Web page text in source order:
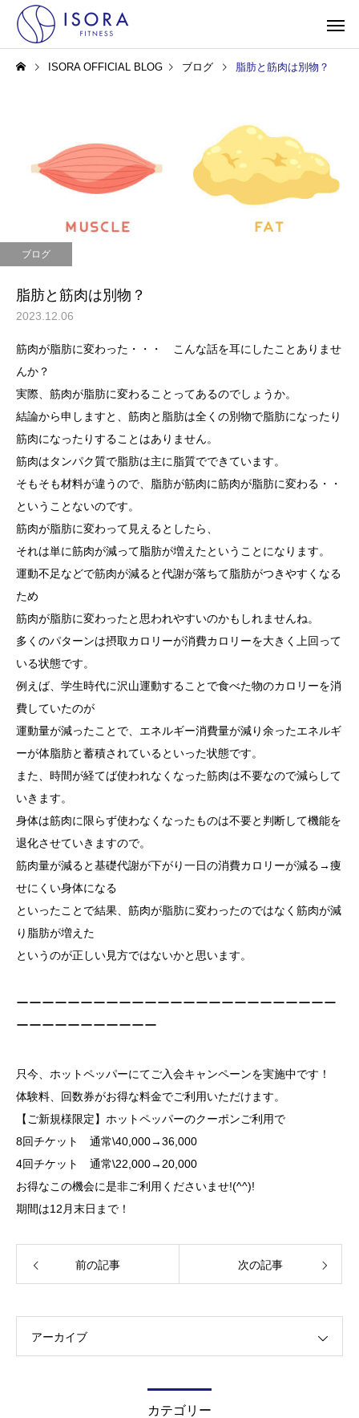
ISORA OFFICIAL BLOG ブログ 脂肪と筋肉は別物？
ブログ
脂肪と筋肉は別物？
2023.12.06
筋肉が脂肪に変わった・・・ こんな話を耳にしたことありませ
んか？
実際、筋肉が脂肪に変わることってあるのでしょうか。
結論から申しますと、筋肉と脂肪は全くの別物で脂肪になったり
筋肉になったりすることはありません。
筋肉はタンパク質で脂肪は主に脂質でできています。
そもそも材料が違うので、脂肪が筋肉に筋肉が脂肪に変わる・・
ということないのです。
筋肉が脂肪に変わって見えるとしたら、
それは単に筋肉が減って脂肪が増えたということになります。
運動不足などで筋肉が減ると代謝が落ちて脂肪がつきやすくなる
ため
筋肉が脂肪に変わったと思われやすいのかもしれませんね。
多くのパターンは摂取カロリーが消費カロリーを大きく上回って
いる状態です。
例えば、学生時代に沢山運動することで食べた物のカロリーを消
費していたのが
運動量が減ったことで、エネルギー消費量が減り余ったエネルギ
ーが体脂肪と蓄積されているといった状態です。
また、時間が経てば使われなくなった筋肉は不要なので減らして
いきます。
身体は筋肉に限らず使わなくなったものは不要と判断して機能を
退化させていきますので。
筋肉量が減ると基礎代謝が下がり一日の消費カロリーが減る→痩
せにくい身体になる
といったことで結果、筋肉が脂肪に変わったのではなく筋肉が減
り脂肪が増えた
というのが正しい見方ではないかと思います。
ーーーーーーーーーーーーーーーーーーーーーーーーー
ーーーーーーーーーーー
只今、ホットペッパーにてご入会キャンペーンを実施中です！
体験料、回数券がお得な料金でご利用いただけます。
【ご新規様限定】ホットペッパーのクーポンご利用で
8回チケット 通常\40,000→36,000
4回チケット 通常\22,000→20,000
お得なこの機会に是非ご利用くださいませ!(^^)!
期間は12 月末日まで！
前の記事 次の記事
アーカイブ
カテゴリー